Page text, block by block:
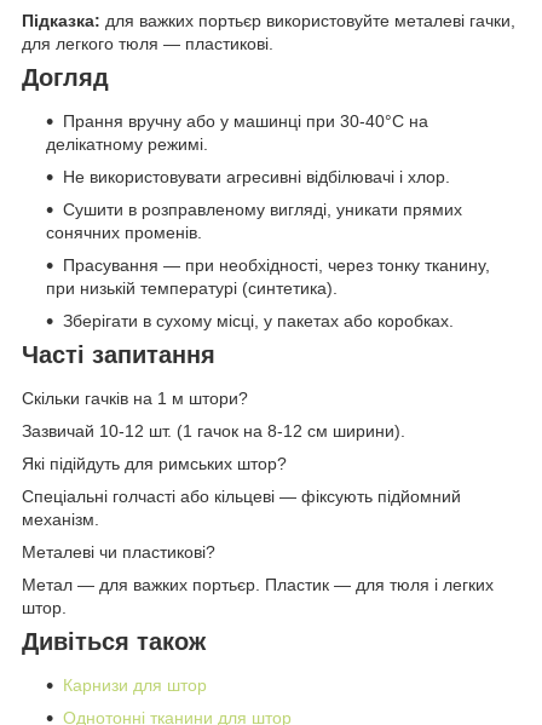
Підказка: для важких портьєр використовуйте металеві гачки,
для легкого тюля — пластикові.
Догляд
Прання вручну або у машинці при 30-40°C на
делікатному режимі.
Не використовувати агресивні відбілювачі і хлор.
Сушити в розправленому вигляді, уникати прямих
сонячних променів.
Прасування — при необхідності, через тонку тканину,
при низькій температурі (синтетика).
Зберігати в сухому місці, у пакетах або коробках.
Часті запитання
Скільки гачків на 1 м штори?
Зазвичай 10-12 шт. (1 гачок на 8-12 см ширини).
Які підійдуть для римських штор?
Спеціальні голчасті або кільцеві — фіксують підйомний
механізм.
Металеві чи пластикові?
Метал — для важких портьєр. Пластик — для тюля і легких
штор.
Дивіться також
Карнизи для штор
Однотонні тканини для штор